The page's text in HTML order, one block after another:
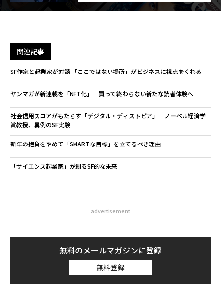
関連記事
SF作家と起業家が対談 「ここではない場所」がビジネスに視点をくれる
ヤンマガが新連載を「NFT化」 買って終わらない新たな読者体験へ
社会信用スコアがもたらす「デジタル・ディストピア」 ノーベル経済学
賞教授、異例のSF実験
新年の抱負をやめて「SMARTな目標」を立てるべき理由
「サイエンス起業家」が創るSF的な未来
advertisement
無料のメールマガジンに登録
無料登録